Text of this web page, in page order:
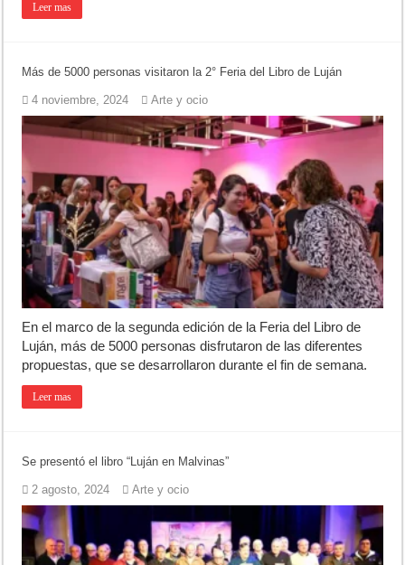
Leer mas
Más de 5000 personas visitaron la 2° Feria del Libro de Luján
4 noviembre, 2024 Arte y ocio
En el marco de la segunda edición de la Feria del Libro de
Luján, más de 5000 personas disfrutaron de las diferentes
propuestas, que se desarrollaron durante el fin de semana.
Leer mas
Se presentó el libro “Luján en Malvinas”
2 agosto, 2024 Arte y ocio